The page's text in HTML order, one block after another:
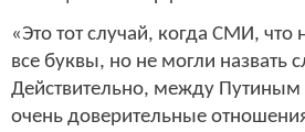
«Это тот случай, когда СМИ, что
все буквы, но не могли назвать
Действительно, между
очень доверительные